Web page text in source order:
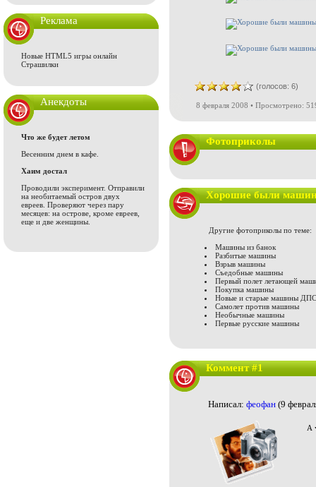
Реклама
Новые HTML5 игры онлайн
Страшилки
Анекдоты
Что же будет летом
Весенним днем в кафе.
Хаим достал
Проводили эксперимент. Отправили
на необитаемый остров двух
евреев. Проверяют через пару
месяцев: на острове, кроме евреев,
еще и две женщины.
(голосов: 6)
8 февраля 2008 • Просмотрено:
Фотоприколы
Хорошие были
Другие фотоприколы по теме:
Машины из банок
Разбитые машины
Взрыв машины
Съедобные машины
Первый полет летающей
Покупка машины
Новые и старые машины ДПС
Самолет против машины
Необычные машины
Первые русские машины
Коммент #1
Написал: феофан (9
А